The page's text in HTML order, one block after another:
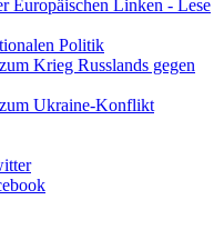
Europäischen Linken - Lese
Politik
Krieg Russlands gegen
Ukraine-Konflikt